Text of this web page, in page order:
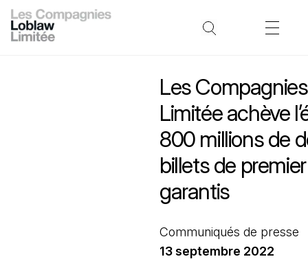
Les
Limitée achève
800 millions de
billets de
garantis
Communiqués de presse
13 septembre 2022